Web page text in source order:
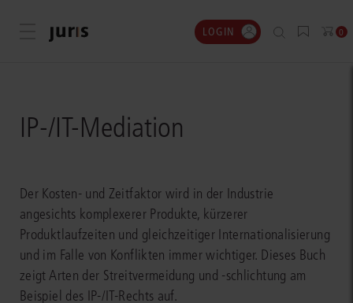
Menü öffnen LOGIN 0
IP-/IT-Mediation
Der Kosten- und Zeitfaktor wird in der Industrie
angesichts komplexerer Produkte, kürzerer
Produktlaufzeiten und gleichzeitiger Internationalisierung
und im Falle von Konflikten immer wichtiger. Dieses Buch
zeigt Arten der Streitvermeidung und -schlichtung am
Beispiel des IP-/IT-Rechts auf.